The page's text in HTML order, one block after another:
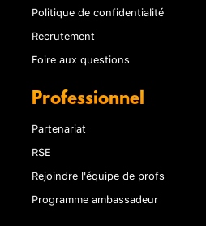
Politique de confidentialité
Recrutement
Foire aux questions
Professionnel
Partenariat
RSE
Rejoindre l'équipe de profs
Programme ambassadeur